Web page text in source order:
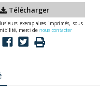
Télécharger
exemplaires imprimés, sous
merci de nous contacter